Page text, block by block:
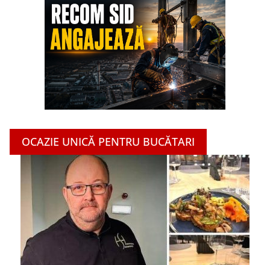
OCAZIE UNICĂ PENTRU BUCĂTARI